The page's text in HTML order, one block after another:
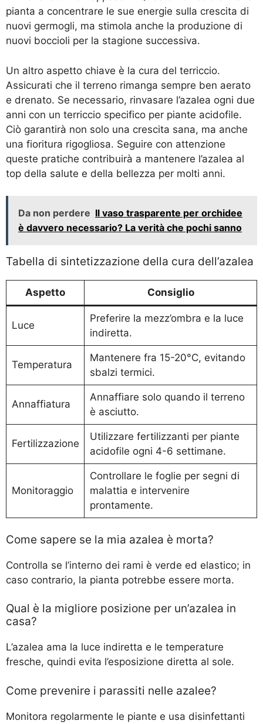
pianta a concentrare le sue energie sulla crescita di
nuovi germogli, ma stimola anche la produzione di
nuovi boccioli per la stagione successiva.
Un altro aspetto chiave è la cura del terriccio.
Assicurati che il terreno rimanga sempre ben aerato
e drenato. Se necessario, rinvasare l’azalea ogni due
anni con un terriccio specifico per piante acidofile.
Ciò garantirà non solo una crescita sana, ma anche
una fioritura rigogliosa. Seguire con attenzione
queste pratiche contribuirà a mantenere l’azalea al
top della salute e della bellezza per molti anni.
Da non perdere Il vaso trasparente per orchidee
è davvero necessario? La verità che pochi sanno
Tabella di sintetizzazione della cura dell’azalea
Aspetto Consiglio
Luce
Preferire la mezz’ombra e la luce
indiretta.
Temperatura
Mantenere fra 15-20°C, evitando
sbalzi termici.
Annaffiatura
Annaffiare solo quando il terreno
è asciutto.
Fertilizzazione
Utilizzare fertilizzanti per piante
acidofile ogni 4-6 settimane.
Monitoraggio
Controllare le foglie per segni di
malattia e intervenire
prontamente.
Come sapere se la mia azalea è morta?
Controlla se l’interno dei rami è verde ed elastico; in
caso contrario, la pianta potrebbe essere morta.
Qual è la migliore posizione per un’azalea in
casa?
L’azalea ama la luce indiretta e le temperature
fresche, quindi evita l’esposizione diretta al sole.
Come prevenire i parassiti nelle azalee?
Monitora regolarmente le piante e usa disinfettanti